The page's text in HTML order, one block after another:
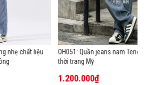
nhẹ chất liệu
OH051: Quần jeans nam
thời trang Mỹ
1.200.000₫